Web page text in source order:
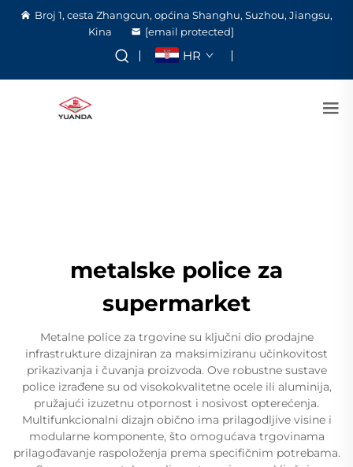
Broj 1, cesta Zhangcun, općina Shanghu, Suzhou, Jiangsu,
Kina
[email protected]
HR
metalske police za
supermarket
Metalne police za trgovine su ključni dio prodajne
infrastrukture dizajniran za maksimiziranu učinkovitost
prikazivanja i čuvanja proizvoda. Ove robustne sustave
police izrađene su od visokokvalitetne ocele ili aluminija,
pružajući izuzetnu otpornost i nosivost opterećenja.
Multifunkcionalni dizajn obično ima prilagodljive visine i
modularne komponente, što omogućava trgovinama
prilagođavanje raspoloženja prema specifičnim potrebama.